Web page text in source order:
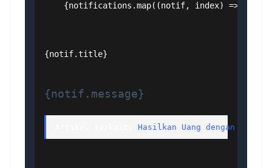
    {notifications.map((notif, index) => (
{notif.title}
{notif.message}
Hasilkan Uang dengan HTML